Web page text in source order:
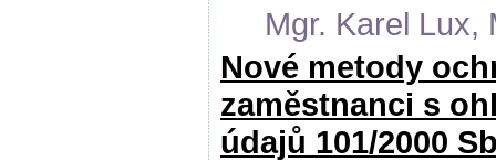
Mgr. Karel
Nové metody
zaměstnanci s
údajů 101/2000